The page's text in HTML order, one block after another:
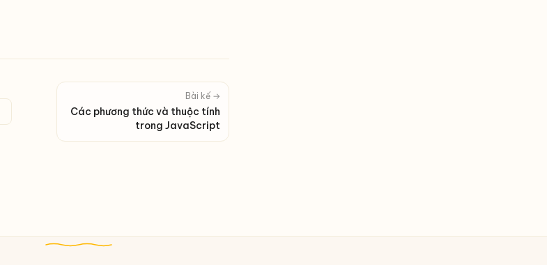
Bài kế →
Các phương thức và thuộc tính
trong JavaScript